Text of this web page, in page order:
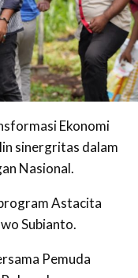
Ekonomi
sinergritas dalam
Nasional.
Astacita
Subianto.
Pemuda